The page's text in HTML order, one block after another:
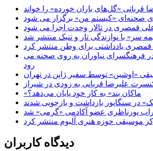
قربانی «گل‌های باران خورده» را خواند
صحنه‌ای «کیستم من» برگزار می شود
قمصری در تالار وحدت اجرا می شود
سر» با نوازندگی تار و تنبک منتشر شد
یادداشتی برای وطن منتشر کرد
فرهنگسرای نیاوران به روی صحنه می
رود
«اوشین» توسط سفیر ژاپن در تهران
علیرضا قربانی به زودی در شیراز
«ماکان بند» به کار خود پایان می‌دهد؟
در سنگاپور بازداشت و بازجویی شدند
پورناظری عضو آکادمی «گرمی» شد
موسیقی حوزه هنری آلبوم منتشر کرد
دیدگاه کاربران